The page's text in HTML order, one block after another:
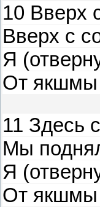
10 Вверх
Вверх с
Я
От якшмы
11 Здесь
Мы
Я
От якшмы